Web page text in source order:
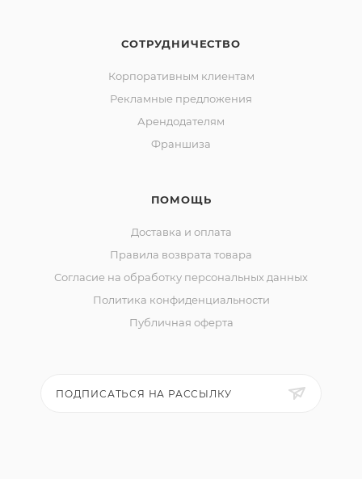
СОТРУДНИЧЕСТВО
Корпоративным клиентам
Рекламные предложения
Арендодателям
Франшиза
ПОМОЩЬ
Доставка и оплата
Правила возврата товара
Согласие на обработку персональных данных
Политика конфиденциальности
Публичная оферта
ПОДПИСАТЬСЯ НА РАССЫЛКУ